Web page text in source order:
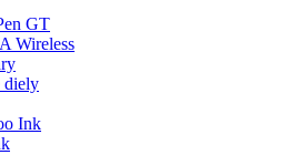
GT
Wireless
diely
Ink